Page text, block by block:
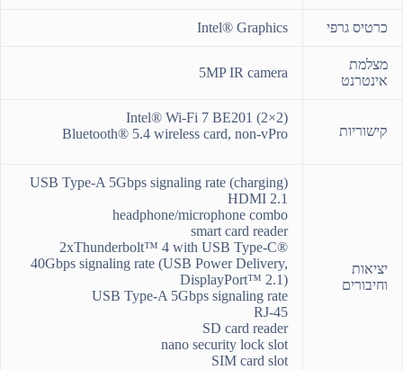
כרטיס גרפי Intel® Graphics
מצלמת
אינטרנט
5MP IR camera
קישוריות
Intel® Wi-Fi 7 BE201 (2×2)
Bluetooth® 5.4 wireless card, non-vPro
יציאות
וחיבורים
USB Type-A 5Gbps signaling rate (charging)
HDMI 2.1
headphone/microphone combo
smart card reader
2xThunderbolt™ 4 with USB Type-C®
40Gbps signaling rate (USB Power Delivery,
DisplayPort™ 2.1)
USB Type-A 5Gbps signaling rate
RJ-45
SD card reader
nano security lock slot
SIM card slot